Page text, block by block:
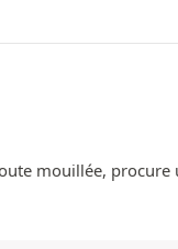
mouillée, procure